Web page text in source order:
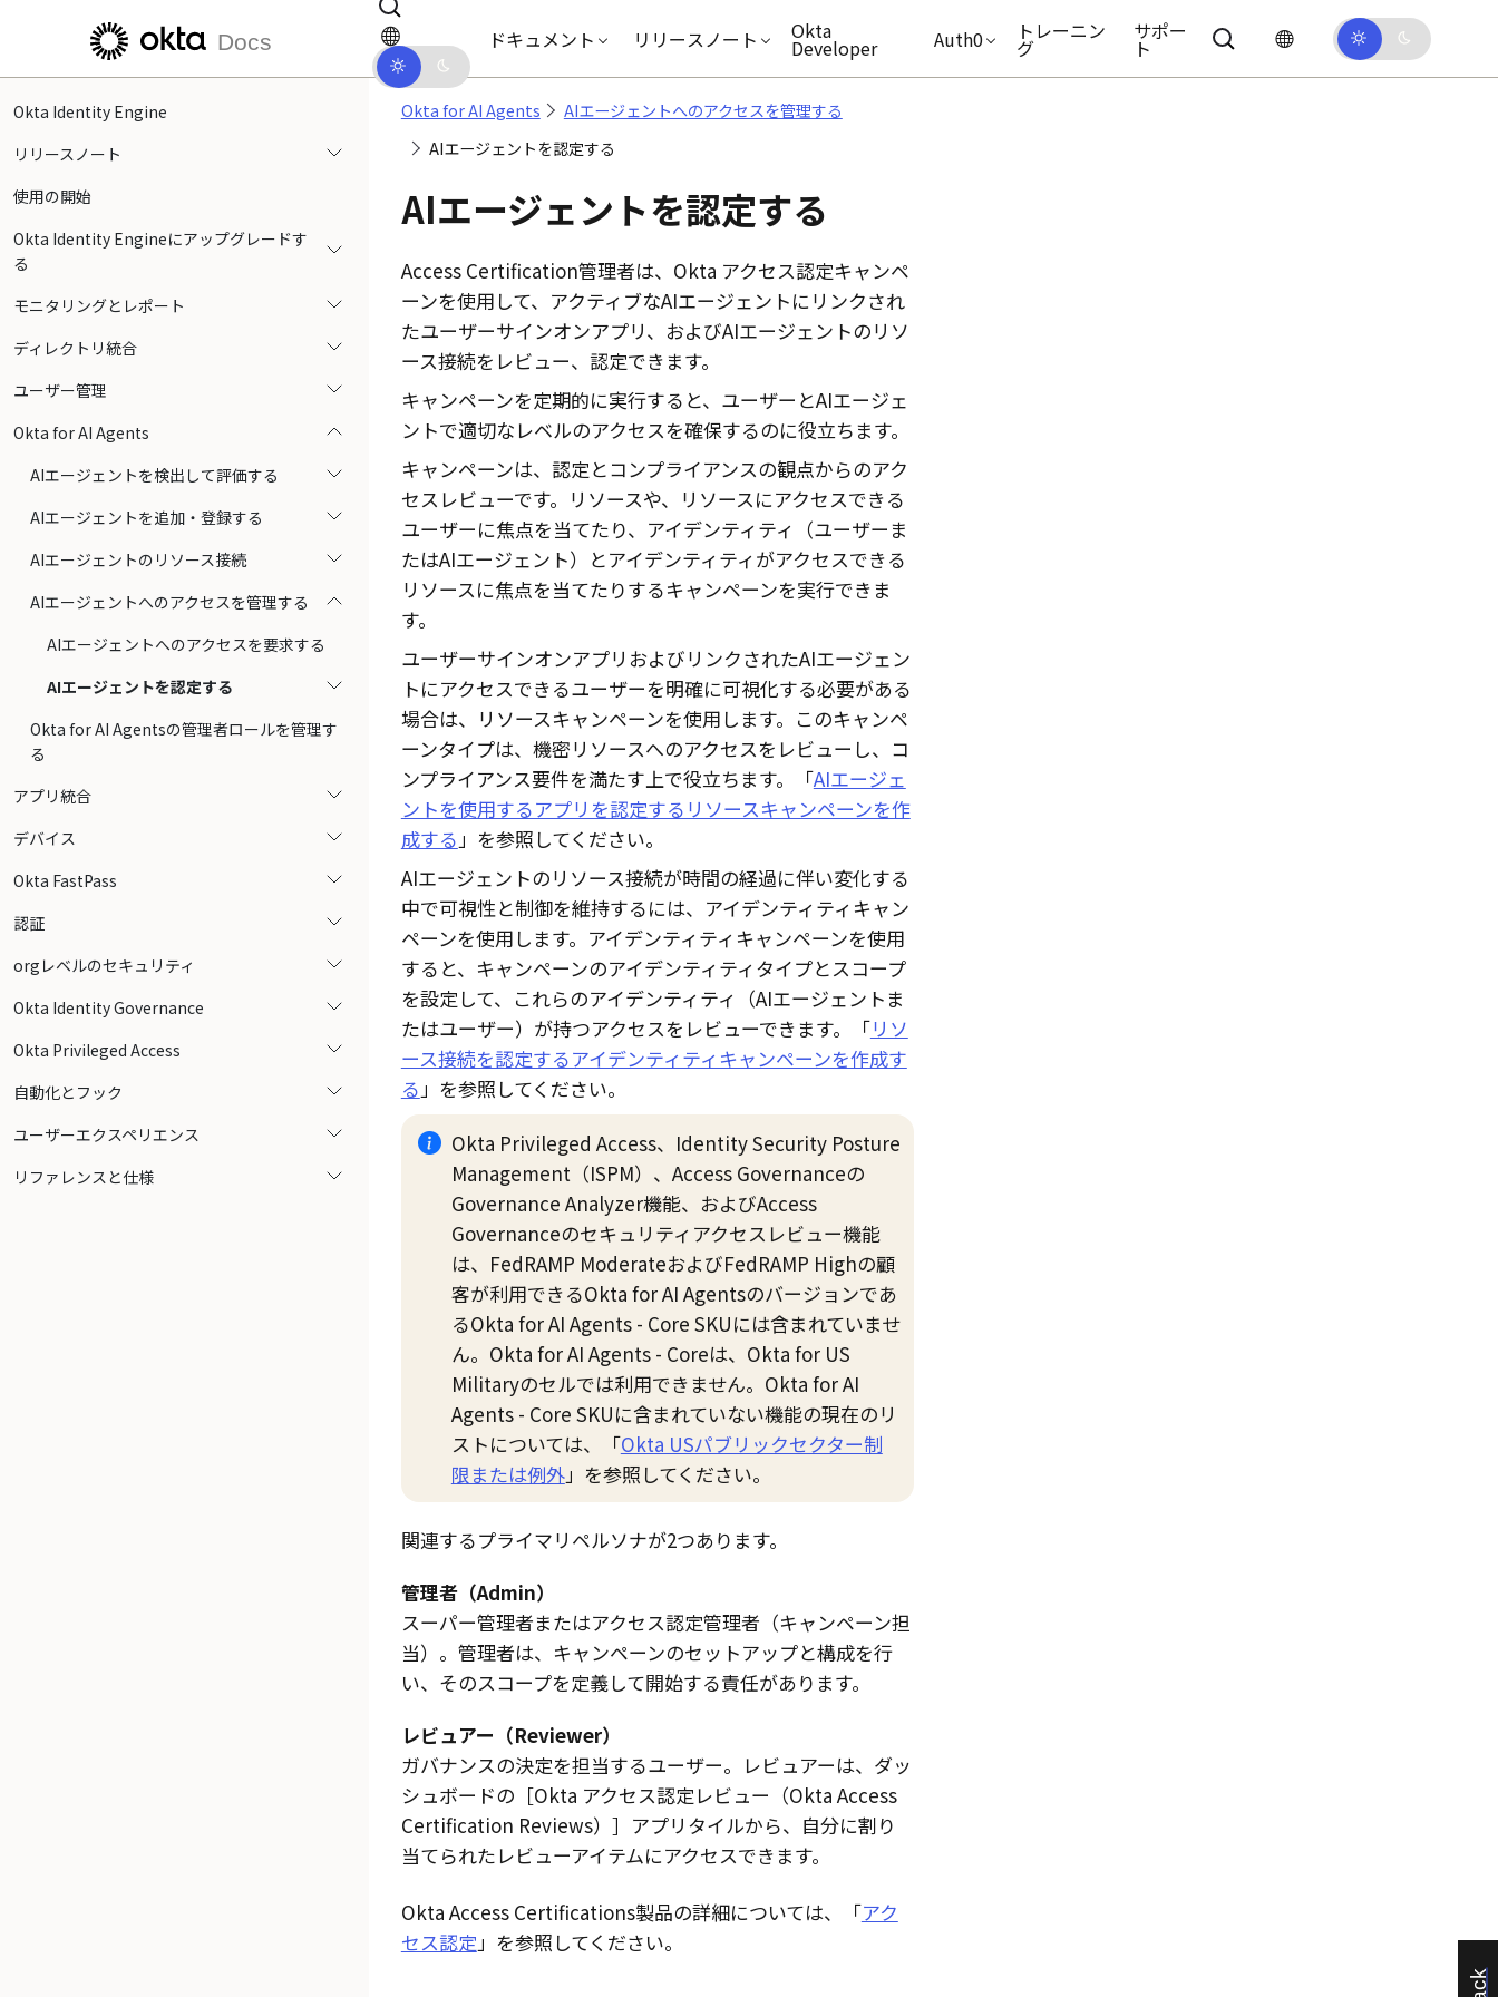
メインコンテンツにスキップ ドキュメントナビゲーションにスキップ
Docs ドキュメント リリースノート Okta
Developer Auth0 トレーニン
グ
サポー
ト
Okta Identity Engine
リリースノート
使用の開始
Okta Identity Engineにアップグレードす
る
モニタリングとレポート
ディレクトリ統合
ユーザー管理
Okta for AI Agents
AIエージェントを検出して評価する
AIエージェントを追加・登録する
AIエージェントのリソース接続
AIエージェントへのアクセスを管理する
AIエージェントへのアクセスを要求する
AIエージェントを認定する
Okta for AI Agentsの管理者ロールを管理す
る
アプリ統合
デバイス
Okta FastPass
認証
orgレベルのセキュリティ
Okta Identity Governance
Okta Privileged Access
自動化とフック
ユーザーエクスペリエンス
リファレンスと仕様
Okta for AI Agents
AIエージェントへのアクセスを管理する
AIエージェントを認定する
AIエージェントを認定する
Access Certification管理者は、Okta アクセス認定キャンペ
ーンを使用して、アクティブなAIエージェントにリンクされ
たユーザーサインオンアプリ、およびAIエージェントのリソ
ース接続をレビュー、認定できます。
キャンペーンを定期的に実行すると、ユーザーとAIエージェ
ントで適切なレベルのアクセスを確保するのに役立ちます。
キャンペーンは、認定とコンプライアンスの観点からのアク
セスレビューです。リソースや、リソースにアクセスできる
ユーザーに焦点を当てたり、アイデンティティ（ユーザーま
たはAIエージェント）とアイデンティティがアクセスできる
リソースに焦点を当てたりするキャンペーンを実行できま
す。
ユーザーサインオンアプリおよびリンクされたAIエージェン
トにアクセスできるユーザーを明確に可視化する必要がある
場合は、リソースキャンペーンを使用します。このキャンペ
ーンタイプは、機密リソースへのアクセスをレビューし、コ
ンプライアンス要件を満たす上で役立ちます。「AIエージェ
ントを使用するアプリを認定するリソースキャンペーンを作
成する」を参照してください。
AIエージェントのリソース接続が時間の経過に伴い変化する
中で可視性と制御を維持するには、アイデンティティキャン
ペーンを使用します。アイデンティティキャンペーンを使用
すると、キャンペーンのアイデンティティタイプとスコープ
を設定して、これらのアイデンティティ（AIエージェントま
たはユーザー）が持つアクセスをレビューできます。「リソ
ース接続を認定するアイデンティティキャンペーンを作成す
る」を参照してください。
Okta Privileged Access、Identity Security Posture
Management（ISPM）、Access Governanceの
Governance Analyzer機能、およびAccess
Governanceのセキュリティアクセスレビュー機能
は、FedRAMP ModerateおよびFedRAMP Highの顧
客が利用できるOkta for AI Agentsのバージョンであ
るOkta for AI Agents - Core SKUには含まれていませ
ん。Okta for AI Agents - Coreは、Okta for US
Militaryのセルでは利用できません。Okta for AI
Agents - Core SKUに含まれていない機能の現在のリ
ストについては、「Okta USパブリックセクター制
限または例外」を参照してください。
関連するプライマリペルソナが2つあります。
管理者（Admin）
スーパー管理者またはアクセス認定管理者（キャンペーン担
当）。管理者は、キャンペーンのセットアップと構成を行
い、そのスコープを定義して開始する責任があります。
レビュアー（Reviewer）
ガバナンスの決定を担当するユーザー。レビュアーは、ダッ
シュボードの
Okta アクセス認定レビュー（Okta Access
Certification Reviews）
アプリタイルから、自分に割り
当てられたレビューアイテムにアクセスできます。
Okta Access Certifications製品の詳細については、「アク
セス認定」を参照してください。